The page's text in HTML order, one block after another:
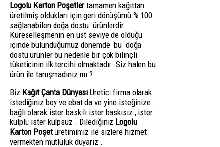
Logolu Karton Poşetlertamamen kağıttan
üretilmiş oldukları için geri dönüşümü % 100
sağlanabilen doğa dostu ürünlerdir .
Küreselleşmenin en üst seviye de olduğu
içinde bulunduğumuz dönemde bu doğa
dostu ürünler bu nedenle bir çok bilinçli
tüketicinin ilk tercihi olmaktadır .Siz halen bu
ürün ile tanışmadınız mı ?
Biz Kağıt Çanta Dünyası Üretici firma olarak
istediğiniz boy ve ebat da ve yine isteğinize
bağlı olarak ister baskılı ister baskısız , ister
kulplu ister kulpsuz . Dilediğiniz Logolu
Karton Poşetüretimimiz ile sizlere hizmet
vermekten mutluluk duyarız .